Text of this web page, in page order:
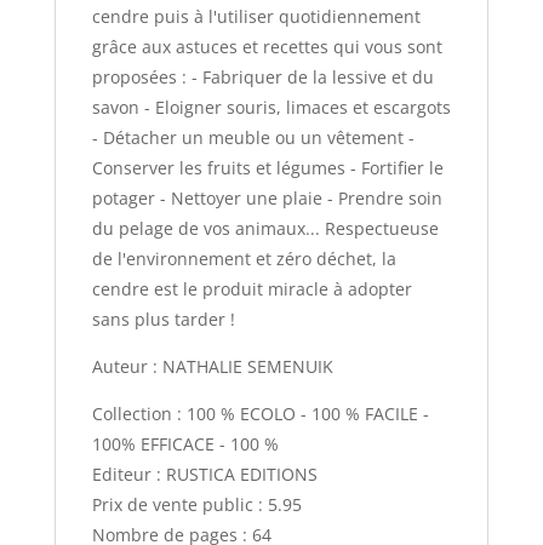
cendre puis à l'utiliser quotidiennement
grâce aux astuces et recettes qui vous sont
proposées : - Fabriquer de la lessive et du
savon - Eloigner souris, limaces et escargots
- Détacher un meuble ou un vêtement -
Conserver les fruits et légumes - Fortifier le
potager - Nettoyer une plaie - Prendre soin
du pelage de vos animaux... Respectueuse
de l'environnement et zéro déchet, la
cendre est le produit miracle à adopter
sans plus tarder !
Auteur : NATHALIE SEMENUIK
Collection : 100 % ECOLO - 100 % FACILE -
100% EFFICACE - 100 %
Editeur : RUSTICA EDITIONS
Prix de vente public : 5.95
Nombre de pages : 64